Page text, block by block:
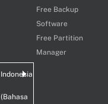
Free Backup
Software
Free Partition
Manager
Indonesia
(Bahasa